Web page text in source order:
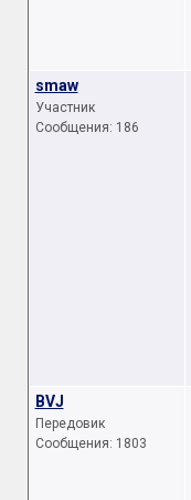
smaw
Участник
Сообщения: 186
BVJ
Передовик
Сообщения: 1803